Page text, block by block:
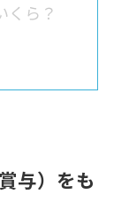
くら？
与）をも